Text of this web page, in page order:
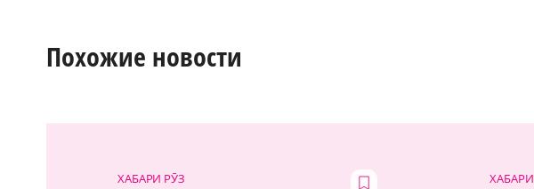
Похожие новости
ХАБАРИ РӮЗ